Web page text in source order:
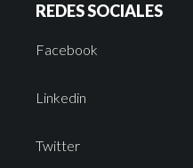
REDES SOCIALES
Facebook
Linkedin
Twitter